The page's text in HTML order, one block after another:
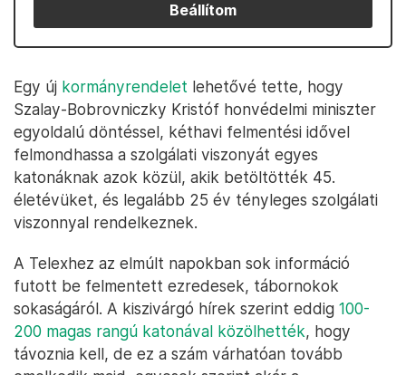
Beállítom
Egy új kormányrendelet lehetővé tette, hogy
Szalay-Bobrovniczky Kristóf honvédelmi miniszter
egyoldalú döntéssel, kéthavi felmentési idővel
felmondhassa a szolgálati viszonyát egyes
katonáknak azok közül, akik betöltötték 45.
életévüket, és legalább 25 év tényleges szolgálati
viszonnyal rendelkeznek.
A Telexhez az elmúlt napokban sok információ
futott be felmentett ezredesek, tábornokok
sokaságáról. A kiszivárgó hírek szerint eddig 100-
200 magas rangú katonával közölhették, hogy
távoznia kell, de ez a szám várhatóan tovább